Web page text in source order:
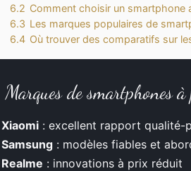
6.2 Comment choisir un smartphone
6.3 Les marques populaires de
6.4 Où trouver des comparatifs sur
Marques de smartphones
Xiaomi : excellent rapport qualité-
Samsung : modèles fiables et
Realme : innovations à prix réduit